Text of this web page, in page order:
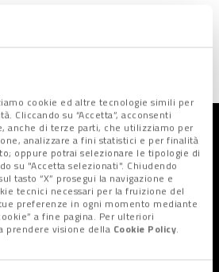
cookie ed altre tecnologie simili per
Cliccando su “Accetta”, acconsenti
anche di terze parti, che utilizziamo per
analizzare a fini statistici e per finalità
oppure potrai selezionare le tipologie di
su "Accetta selezionati". Chiudendo
tasto “X” prosegui la navigazione e
tecnici necessari per la fruizione del
preferenze in ogni momento mediante
a fine pagina. Per ulteriori
prendere visione della Cookie Policy.
Vantaggi,